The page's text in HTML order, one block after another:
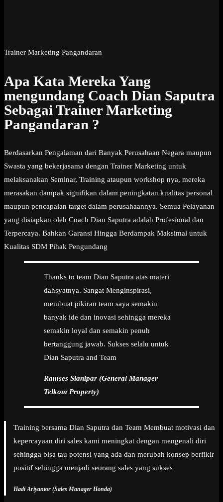
Trainer Marketing Pangandaran
Apa Kata Mereka Yang
mengundang Coach Dian Saputra
Sebagai Trainer Marketing
Pangandaran ?
Berdasarkan Pengalaman dari Banyak Perusahaan Negara maupun
Swasta yang bekerjasama dengan Trainer Marketing untuk
melaksanakan Seminar, Training ataupun workshop nya, mereka
merasakan dampak signifikan dalam peningkatan kualitas personal
maupun pencapaian target dalam perusahaannya. Semua Pelayanan
yang disiapkan oleh Coach Dian Saputra adalah Profesional dan
Terpercaya. Bahkan Garansi Hingga Berdampak Maksimal untuk
Kualitas SDM Pihak Pengundang
Thanks to team Dian Saputra atas materi
dahsyatnya. Sangat Menginspirasi,
membuat pikiran team saya semakin
banyak ide dan inovasi sehingga mereka
semakin loyal dan semakin penuh
bertanggung jawab. Sukses selalu untuk
Dian Saputra and Team
Ramses Sianipar (General Manager
Telkom Property)
Training bersama Dian Saputra dan Team Membuat motivasi dan
kepercayaan diri sales kami meningkat dengan mengenali diri
sehingga bisa tau potensi yang ada dan merubah konsep berfikir
positif sehingga menjadi seorang sales yang sukses
Hadi Ariyantor (Sales Manager Honda)